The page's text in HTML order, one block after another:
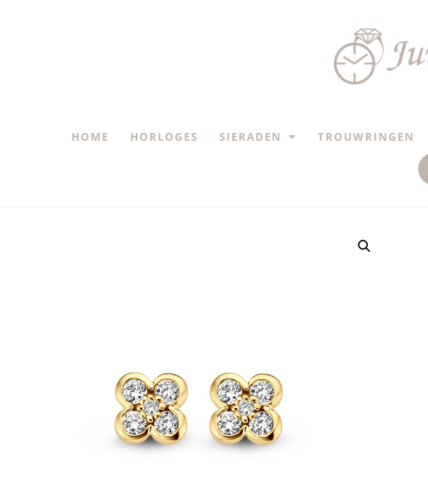
HOME HORLOGES SIERADEN TROUWRINGEN